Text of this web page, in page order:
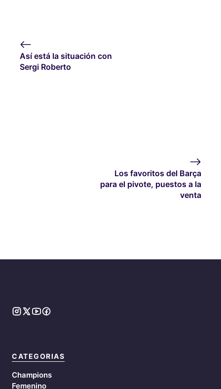
Así está la situación con
Sergi Roberto
Los favoritos del Barça
para el pivote, puestos a la
venta
CATEGORIAS
Champions
Femenino